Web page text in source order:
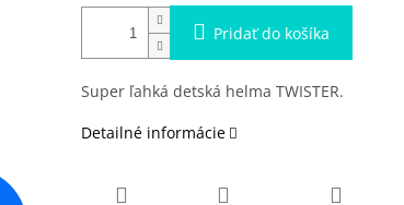
Pridať do košíka
Super ľahká detská helma TWISTER.
Detailné informácie